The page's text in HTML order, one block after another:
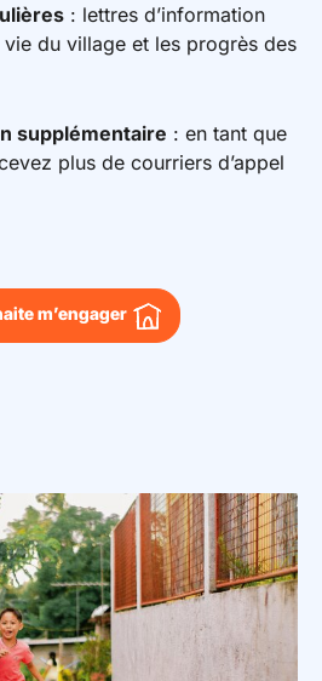
: lettres d’information
vie du village et les progrès des
supplémentaire : en tant que
plus de courriers d’appel
m’engager